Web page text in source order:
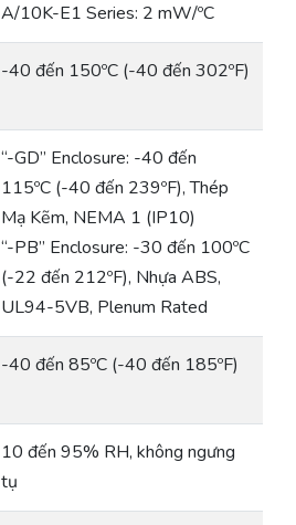
A/10K-E1 Series: 2 mW/ºC
-40 đến 150ºC (-40 đến 302ºF)
“-GD” Enclosure: -40 đến
115ºC (-40 đến 239ºF), Thép
Mạ Kẽm, NEMA 1 (IP10)
“-PB” Enclosure: -30 đến 100ºC
(-22 đến 212ºF), Nhựa ABS,
UL94-5VB, Plenum Rated
-40 đến 85ºC (-40 đến 185ºF)
10 đến 95% RH, không ngưng
tụ